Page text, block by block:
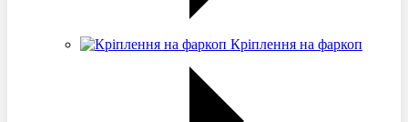
Кріплення на фаркоп